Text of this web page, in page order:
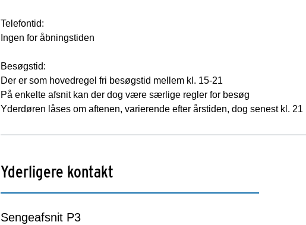
Telefontid:
Ingen for åbningstiden
Besøgstid:
Der er som hovedregel fri besøgstid mellem kl. 15-21
På enkelte afsnit kan der dog være særlige regler for besøg
Yderdøren låses om aftenen, varierende efter årstiden, dog senest kl. 21
Yderligere kontakt
Sengeafsnit P3